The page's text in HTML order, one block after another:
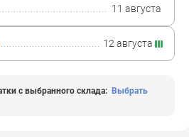
11 августа
12 августа
с выбранного склада: Выбрать